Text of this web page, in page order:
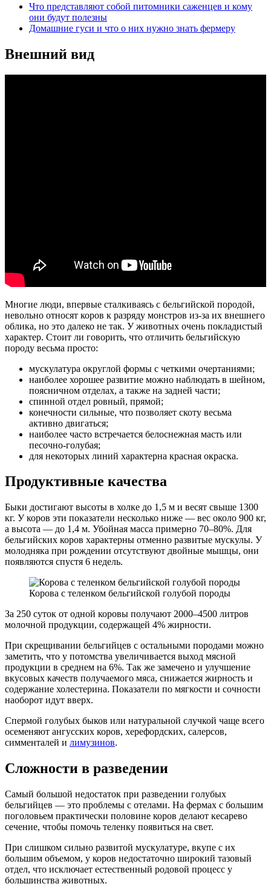
Что представляют собой питомники саженцев и кому
они будут полезны
Домашние гуси и что о них нужно знать фермеру
Внешний вид
Многие люди, впервые сталкиваясь с бельгийской породой,
невольно относят коров к разряду монстров из-за их внешнего
облика, но это далеко не так. У животных очень покладистый
характер. Стоит ли говорить, что отличить бельгийскую
породу весьма просто:
мускулатура округлой формы с четкими очертаниями;
наиболее хорошее развитие можно наблюдать в шейном,
поясничном отделах, а также на задней части;
спинной отдел ровный, прямой;
конечности сильные, что позволяет скоту весьма
активно двигаться;
наиболее часто встречается белоснежная масть или
песочно-голубая;
для некоторых линий характерна красная окраска.
Продуктивные качества
Быки достигают высоты в холке до 1,5 м и весят свыше 1300
кг. У коров эти показатели несколько ниже — вес около 900 кг,
а высота — до 1,4 м. Убойная масса примерно 70–80%. Для
бельгийских коров характерны отменно развитые мускулы. У
молодняка при рождении отсутствуют двойные мышцы, они
появляются спустя 6 недель.
Корова с теленком бельгийской голубой породы
За 250 суток от одной коровы получают 2000–4500 литров
молочной продукции, содержащей 4% жирности.
При скрещивании бельгийцев с остальными породами можно
заметить, что у потомства увеличивается выход мясной
продукции в среднем на 6%. Так же замечено и улучшение
вкусовых качеств получаемого мяса, снижается жирность и
содержание холестерина. Показатели по мягкости и сочности
наоборот идут вверх.
Спермой голубых быков или натуральной случкой чаще всего
осеменяют ангусских коров, херефордских, салерсов,
симменталей и лимузинов.
Сложности в разведении
Самый большой недостаток при разведении голубых
бельгийцев — это проблемы с отелами. На фермах с большим
поголовьем практически половине коров делают кесарево
сечение, чтобы помочь теленку появиться на свет.
При слишком сильно развитой мускулатуре, вкупе с их
большим объемом, у коров недостаточно широкий тазовый
отдел, что исключает естественный родовой процесс у
большинства животных.